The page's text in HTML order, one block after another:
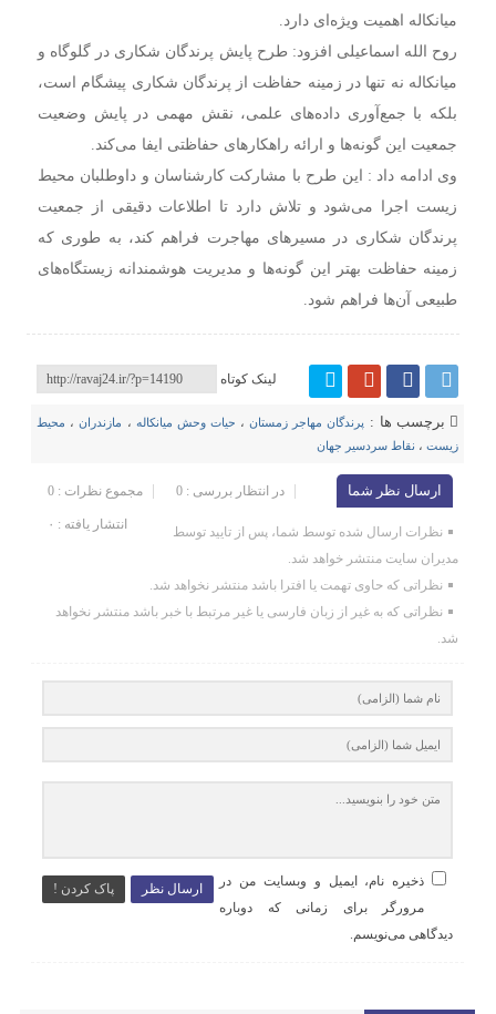
میانکاله اهمیت ویژه‌ای دارد.
روح الله اسماعیلی افزود: طرح پایش پرندگان شکاری در گلوگاه و
میانکاله نه تنها در زمینه حفاظت از پرندگان شکاری پیشگام است،
بلکه با جمع‌آوری داده‌های علمی، نقش مهمی در پایش وضعیت
جمعیت این گونه‌ها و ارائه راهکارهای حفاظتی ایفا می‌کند.
وی ادامه داد : این طرح با مشارکت کارشناسان و داوطلبان محیط
زیست اجرا می‌شود و تلاش دارد تا اطلاعات دقیقی از جمعیت
پرندگان شکاری در مسیرهای مهاجرت فراهم کند، به طوری که
زمینه حفاظت بهتر این گونه‌ها و مدیریت هوشمندانه زیستگاه‌های
طبیعی آن‌ها فراهم شود.
لینک کوتاه
برچسب ها : پرندگان مهاجر زمستان، حیات وحش میانکاله ، مازندران، محیط
زیست ، نقاط سردسیر جهان
ارسال نظر شما مجموع نظرات : 0 در انتظار بررسی : 0
انتشار یافته : ۰
نظرات ارسال شده توسط شما، پس از تایید توسط
مدیران سایت منتشر خواهد شد.
نظراتی که حاوی تهمت یا افترا باشد منتشر نخواهد شد.
نظراتی که به غیر از زبان فارسی یا غیر مرتبط با خبر باشد منتشر نخواهد
شد.
ارسال نظر پاک کردن !
ذخیره نام، ایمیل و وبسایت من در
مرورگر برای زمانی که دوباره
دیدگاهی می‌نویسم.